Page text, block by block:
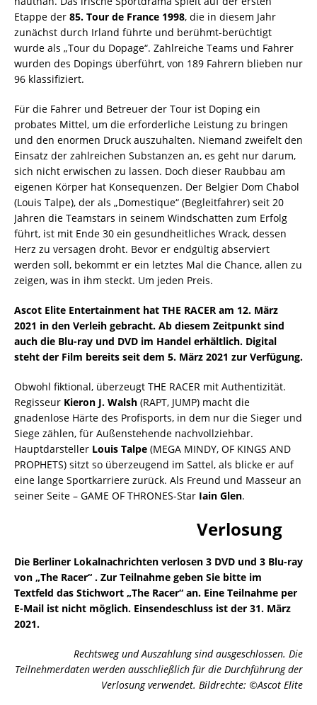
Etappe der 85. Tour de France 1998, die in diesem Jahr
zunächst durch Irland führte und berühmt-berüchtigt
wurde als „Tour du Dopage“. Zahlreiche Teams und Fahrer
wurden des Dopings überführt, von 189 Fahrern blieben nur
96 klassifiziert.
Für die Fahrer und Betreuer der Tour ist Doping ein
probates Mittel, um die erforderliche Leistung zu bringen
und den enormen Druck auszuhalten. Niemand zweifelt den
Einsatz der zahlreichen Substanzen an, es geht nur darum,
sich nicht erwischen zu lassen. Doch dieser Raubbau am
eigenen Körper hat Konsequenzen. Der Belgier Dom Chabol
(Louis Talpe), der als „Domestique“ (Begleitfahrer) seit 20
Jahren die Teamstars in seinem Windschatten zum Erfolg
führt, ist mit Ende 30 ein gesundheitliches Wrack, dessen
Herz zu versagen droht. Bevor er endgültig abserviert
werden soll, bekommt er ein letztes Mal die Chance, allen zu
zeigen, was in ihm steckt. Um jeden Preis.
Ascot Elite Entertainment hat THE RACER am 12. März
2021 in den Verleih gebracht. Ab diesem Zeitpunkt sind
auch die Blu-ray und DVD im Handel erhältlich. Digital
steht der Film bereits seit dem 5. März 2021 zur Verfügung.
Obwohl fiktional, überzeugt THE RACER mit Authentizität.
Regisseur Kieron J. Walsh (RAPT, JUMP) macht die
gnadenlose Härte des Profisports, in dem nur die Sieger und
Siege zählen, für Außenstehende nachvollziehbar.
Hauptdarsteller Louis Talpe (MEGA MINDY, OF KINGS AND
PROPHETS) sitzt so überzeugend im Sattel, als blicke er auf
eine lange Sportkarriere zurück. Als Freund und Masseur an
seiner Seite – GAME OF THRONES-Star Iain Glen.
Verlosung
Die Berliner Lokalnachrichten verlosen 3 DVD und 3 Blu-ray
von „The Racer“ . Zur Teilnahme geben Sie bitte im
Textfeld das Stichwort „The Racer“ an. Eine Teilnahme per
E-Mail ist nicht möglich. Einsendeschluss ist der 31. März
2021.
Rechtsweg und Auszahlung sind ausgeschlossen. Die
Teilnehmerdaten werden ausschließlich für die Durchführung der
Verlosung verwendet. Bildrechte: ©Ascot Elite